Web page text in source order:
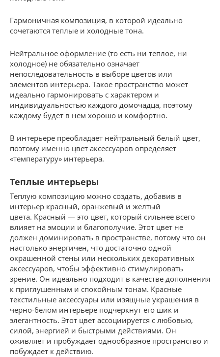
Гармоничная композиция, в которой идеально
сочетаются теплые и холодные тона.
Нейтральное оформление (то есть ни теплое, ни
холодное) не обязательно означает
непоследовательность в выборе цветов или
элементов интерьера. Такое пространство может
идеально гармонировать с характером и
индивидуальностью каждого домочадца, поэтому
каждому будет в нем хорошо и комфортно.
В интерьере преобладает нейтральный белый цвет,
поэтому именно цвет аксессуаров определяет
«температуру» интерьера.
Теплые интерьеры
Теплую композицию можно создать, добавив в
интерьер красный, оранжевый и желтый
цвета. Красный — это цвет, который сильнее всего
влияет на эмоции и благополучие. Этот цвет не
должен доминировать в пространстве, потому что он
настолько энергичен, что достаточно одной
окрашенной стены или нескольких декоративных
аксессуаров, чтобы эффективно стимулировать
зрение. Он идеально подходит в качестве дополнения
к приглушенным и спокойным тонам. Красные
текстильные аксессуары или изящные украшения в
черно-белом интерьере подчеркнут его шик и
элегантность. Этот цвет ассоциируется с любовью,
силой, энергией и быстрыми действиями. Он
оживляет и пробуждает однообразное пространство и
побуждает к действию.